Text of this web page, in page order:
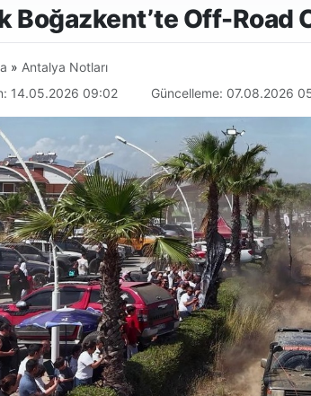
Boğazkent’te Off-Road
» Antalya Notları
14.05.2026 09:02
Güncelleme: 07.08.2026